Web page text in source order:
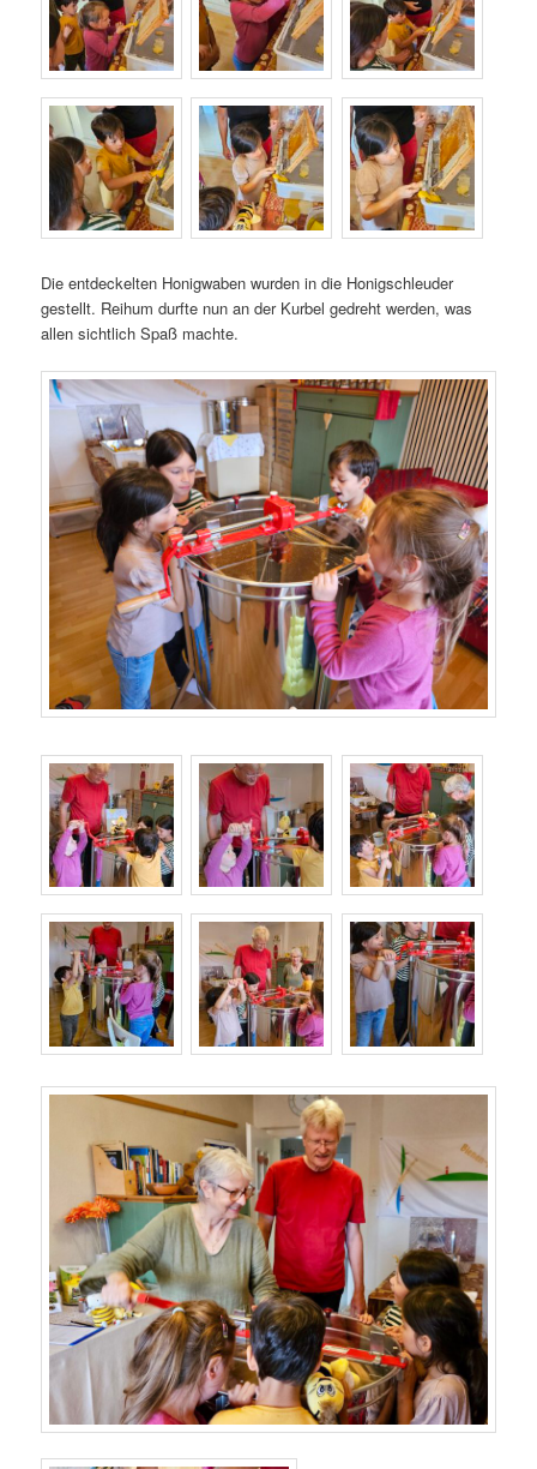
Die entdeckelten Honigwaben wurden in die Honigschleuder
gestellt. Reihum durfte nun an der Kurbel gedreht werden, was
allen sichtlich Spaß machte.